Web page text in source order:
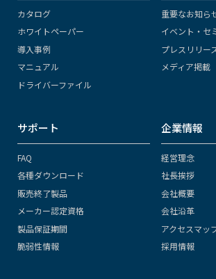
カタログ
ホワイトペーパー
導入事例
マニュアル
ドライバーファイル
重要なお知ら
イベント・セ
プレスリリー
メディア掲載
サポート
FAQ
各種ダウンロード
販売終了製品
メーカー認定資格
製品保証期間
脆弱性情報
企業情報
経営理念
社長挨拶
会社概要
会社沿革
アクセスマッ
採用情報